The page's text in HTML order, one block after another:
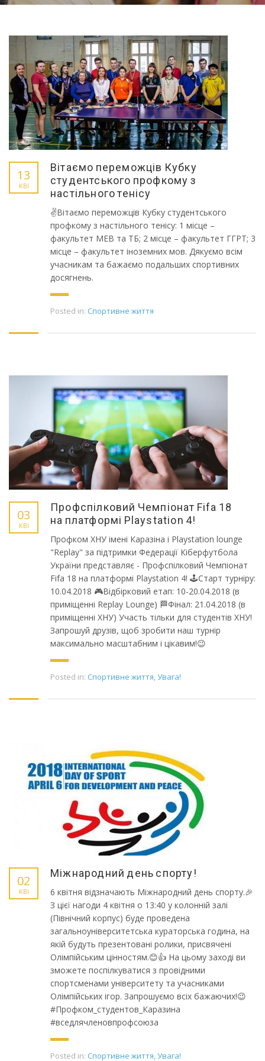
13
КВІ
Вітаємо переможців Кубку
студентського профкому з
настільного тенісу
✌️Вітаємо переможців Кубку студентського
профкому з настільного тенісу: 1 місце –
факультет МЕВ та ТБ; 2 місце – факультет ГГРТ; 3
місце – факультет іноземних мов. Дякуємо всім
учасникам та бажаємо подальших спортивних
досягнень.
Posted in: Спортивне життя
03
КВІ
Профспілковий Чемпіонат Fifa 18
на платформі Playstation 4!
Профком ХНУ імені Каразіна і Playstation lounge
"Replay" за підтримки Федерації Кіберфутбола
України представляє - Профспілковий Чемпіонат
Fifa 18 на платформі Playstation 4! 🕹️Старт турніру:
10.04.2018 🎮Відбірковий етап: 10-20.04.2018 (в
приміщенні Replay Lounge) 🏁Фінал: 21.04.2018 (в
приміщенні ХНУ) Участь тільки для студентів ХНУ!
Запрошуй друзів, щоб зробити наш турнір
максимально масштабним і цікавим!😉
Posted in: Спортивне життя,Увага!
02
КВІ
Міжнародний день спорту!
6 квітня відзначають Міжнародний день спорту.🎉
З цієї нагоди 4 квітня о 13:40 у колонній залі
(Північний корпус) буде проведена
загальноуніверситетська кураторська година, на
якій будуть презентовані ролики, присвячені
Олімпійським цінностям.😊👍 На цьому заході ви
зможете поспілкуватися з провідними
спортсменами університету та учасниками
Олімпійських ігор. Запрошуємо всіх бажаючих!😉
#Профком_студентов_Каразина
#вседлячленовпрофсоюза
Posted in: Спортивне життя,Увага!